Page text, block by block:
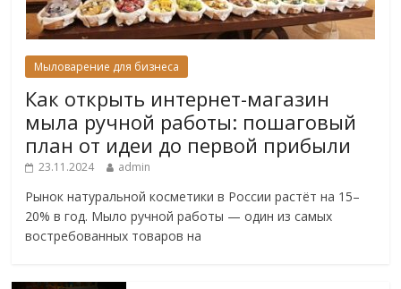
Мыловарение для бизнеса
Как открыть интернет-магазин
мыла ручной работы: пошаговый
план от идеи до первой прибыли
23.11.2024 admin
Рынок натуральной косметики в России растёт на 15–
20% в год. Мыло ручной работы — один из самых
востребованных товаров на